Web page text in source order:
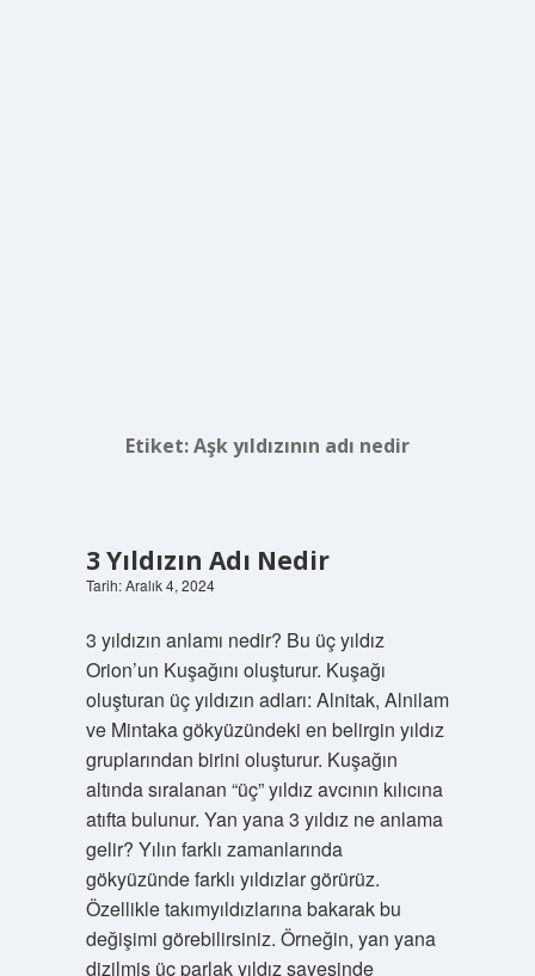
Etiket:Aşk yıldızının adı nedir
3 Yıldızın Adı Nedir
Tarih: Aralık 4, 2024
3 yıldızın anlamı nedir? Bu üç yıldız
Orion’un Kuşağını oluşturur. Kuşağı
oluşturan üç yıldızın adları: Alnitak, Alnilam
ve Mintaka gökyüzündeki en belirgin yıldız
gruplarından birini oluşturur. Kuşağın
altında sıralanan “üç” yıldız avcının kılıcına
atıfta bulunur. Yan yana 3 yıldız ne anlama
gelir? Yılın farklı zamanlarında
gökyüzünde farklı yıldızlar görürüz.
Özellikle takımyıldızlarına bakarak bu
değişimi görebilirsiniz. Örneğin, yan yana
dizilmiş üç parlak yıldız sayesinde